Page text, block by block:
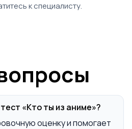
к специалисту.
«Кто ты из аниме»?
оценку и помогает